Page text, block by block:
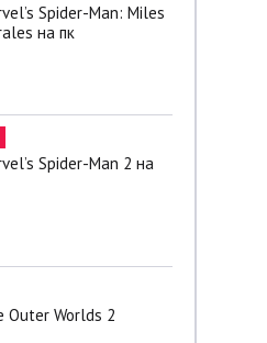
Spider-Man: Miles
на пк
Spider-Man 2 на
Outer Worlds 2